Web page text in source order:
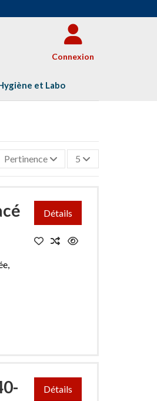
Connexion
et Labo
Pertinence 5
Détails
Détails